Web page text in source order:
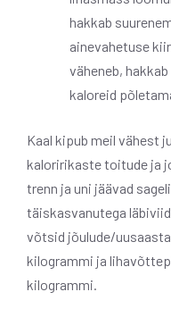
hakkab
ainevahetuse
väheneb,
kaloreid
Kaal kipub meil vähest
kaloririkaste toitude ja
trenn ja uni jäävad
täiskasvanutega
võtsid jõulude/
kilogrammi ja
kilogrammi.